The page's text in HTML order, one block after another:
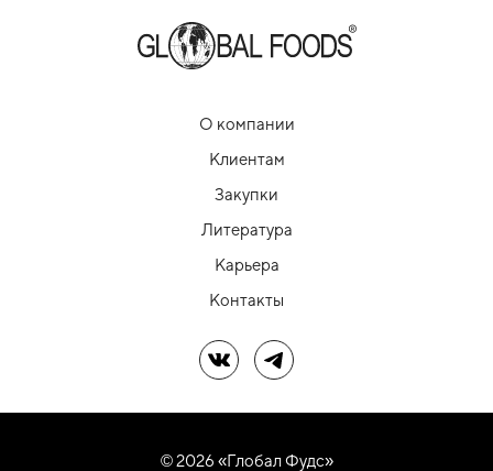
О компании
Клиентам
Закупки
Литература
Карьера
Контакты
Мы в ВКМы в Telegram
© 2026 «Глобал Фудс»